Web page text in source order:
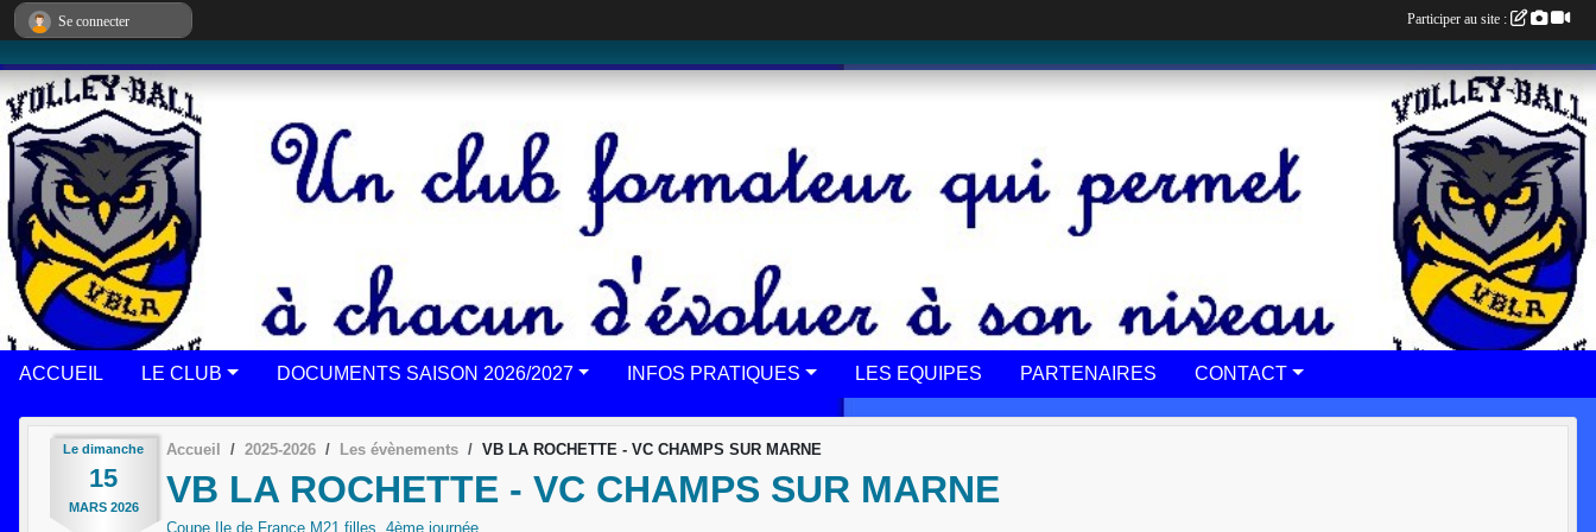
ACCUEIL LE CLUB DOCUMENTS SAISON 2026/2027 INFOS PRATIQUES LES EQUIPES PARTENAIRES CONTACT
Le dimanche
15
MARS 2026
Accueil 2025-2026 Les évènements VB LA ROCHETTE - VC CHAMPS SUR MARNE
VB LA ROCHETTE - VC CHAMPS SUR MARNE
Coupe Ile de France M21 filles, 4ème journée
Se connecter Participer au site :
Panneau de gestion des cookies